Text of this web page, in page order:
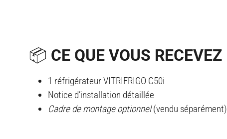
📦 CE QUE VOUS RECEVEZ
1 réfrigérateur VITRIFRIGO C50i
Notice d’installation détaillée
Cadre de montage optionnel(vendu séparément)